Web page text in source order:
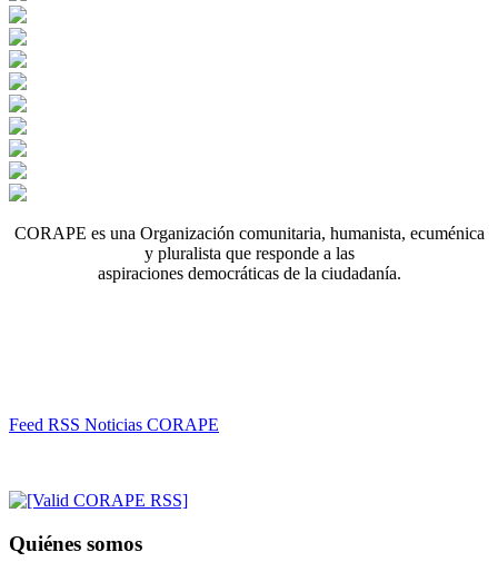
CORAPE es una Organización comunitaria, humanista, ecuménica
y pluralista que responde a las
aspiraciones democráticas de la ciudadanía.
Feed RSS Noticias CORAPE
Quiénes somos